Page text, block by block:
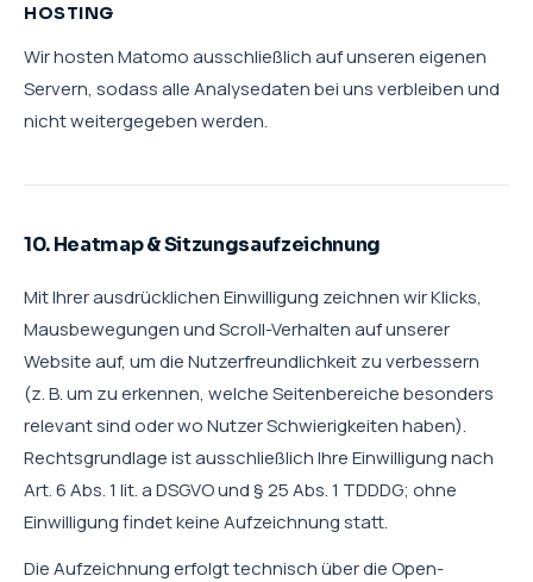
HOSTING
Wir hosten Matomo ausschließlich auf unseren eigenen
Servern, sodass alle Analysedaten bei uns verbleiben und
nicht weitergegeben werden.
10. Heatmap & Sitzungsaufzeichnung
Mit Ihrer ausdrücklichen Einwilligung zeichnen wir Klicks,
Mausbewegungen und Scroll-Verhalten auf unserer
Website auf, um die Nutzerfreundlichkeit zu verbessern
(z. B. um zu erkennen, welche Seitenbereiche besonders
relevant sind oder wo Nutzer Schwierigkeiten haben).
Rechtsgrundlage ist ausschließlich Ihre Einwilligung nach
Art. 6 Abs. 1 lit. a DSGVO und § 25 Abs. 1 TDDDG; ohne
Einwilligung findet keine Aufzeichnung statt.
Die Aufzeichnung erfolgt technisch über die Open-